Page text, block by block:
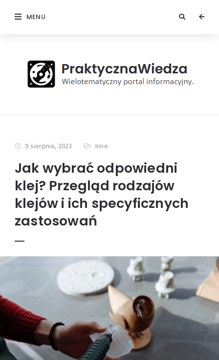
MENU
9 sierpnia, 2023 Inne
Jak wybrać odpowiedni
klej? Przegląd rodzajów
klejów i ich specyficznych
zastosowań